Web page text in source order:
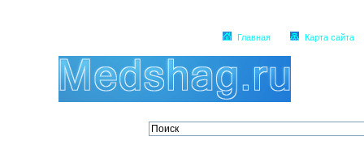
Главная Карта сайта